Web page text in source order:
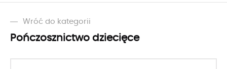
Wróć do kategorii
Pończosznictwo dziecięce